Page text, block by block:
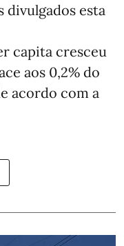
divulgados esta
capita cresceu
aos 0,2% do
acordo com a